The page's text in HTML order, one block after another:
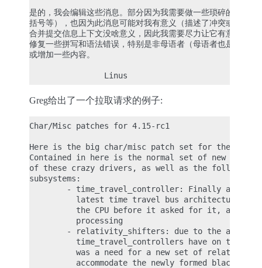
是的，我会编辑这些消息。部分因为我需要做一些琐碎的格式调
括号等），也因为此消息可能对我有意义（描述了冲突或一些个
合并提交信息上下文没啥意义，因此我需要尽力让它有意义起来
修复一些拼写和语法错误，特别是非母语者（母语者也是;^）。
或增加一些内容。
Greg给出了一个拉取请求的例子:
Char/Misc patches for 4.15-rc1
Here is the big char/misc patch set for the 4.15-
Contained in here is the normal set of new
of these crazy drivers, as well as the following
subsystems:
- time_travel_controller: Finally a set
latest time travel bus architecture
the CPU before it asked for it,
          processing
- relativity_shifters: due to the affect
time_travel_controllers have on the
was a need for a new set of relativity
accommodate the newly formed black